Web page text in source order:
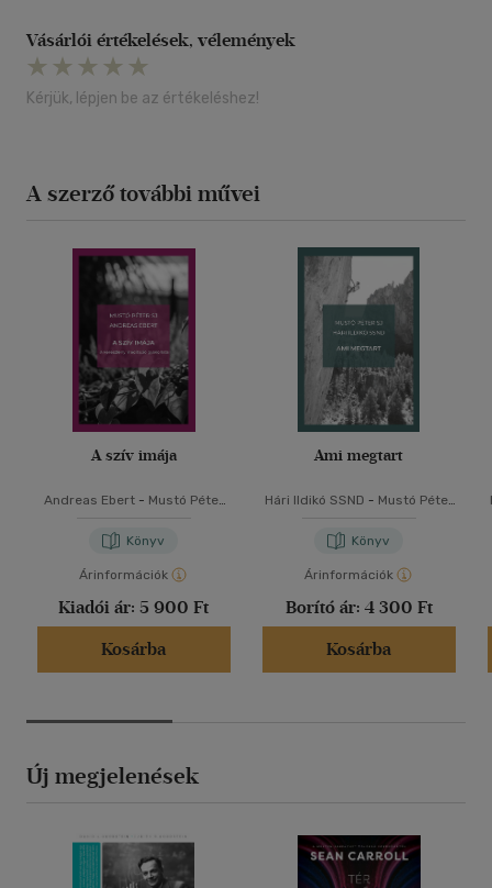
Vásárlói értékelések, vélemények
Kérjük, lépjen be az értékeléshez!
A szerző további művei
A szív imája
Andreas Ebert- Mustó Péter
Könyv
Árinformációk
Kiadói ár: 5 900 Ft
Kosárba
Ami megtart
Hári Ildikó SSND - Mustó Péter
Könyv
Árinformációk
Borító ár: 4 300 Ft
Kosárba
Új megjelenések